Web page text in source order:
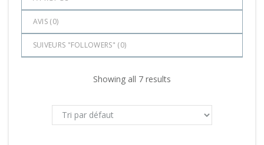
AVIS (0)
SUIVEURS "FOLLOWERS" (0)
Showing all 7 results